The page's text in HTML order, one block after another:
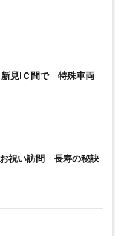
見IＣ間で 特殊車両
祝い訪問 長寿の秘訣